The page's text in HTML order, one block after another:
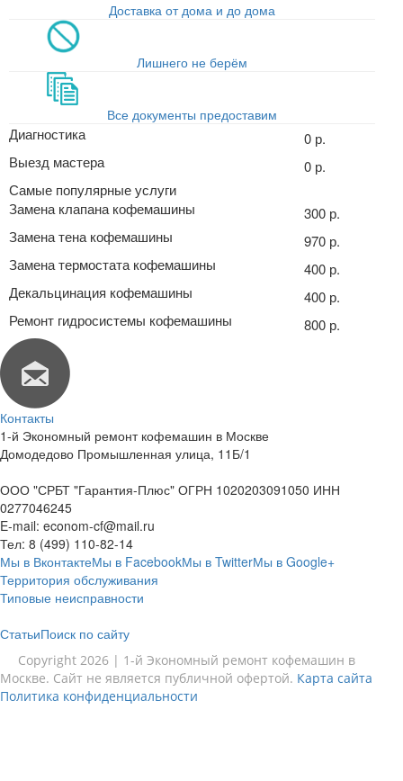
Доставка от дома и до дома
Лишнего не берём
Все документы предоставим
Диагностика
0 р.
Выезд мастера
0 р.
Самые популярные услуги
Замена клапана кофемашины
300 р.
Замена тена кофемашины
970 р.
Замена термостата кофемашины
400 р.
Декальцинация кофемашины
400 р.
Ремонт гидросистемы кофемашины
800 р.
Контакты
1-й Экономный ремонт кофемашин в Москве
Домодедово Промышленная улица, 11Б/1
ООО "СРБТ "Гарантия-Плюс" ОГРН 1020203091050 ИНН
0277046245
E-mail: econom-cf@mail.ru
Тел: 8 (499) 110-82-14
Мы в ВконтактеМы в FacebookМы в TwitterМы в Google+
Территория обслуживания
Типовые неисправности
СтатьиПоиск по сайту
Copyright 2026 | 1-й Экономный ремонт кофемашин в
Москве. Сайт не является публичной офертой. Карта сайта
Политика конфиденциальности